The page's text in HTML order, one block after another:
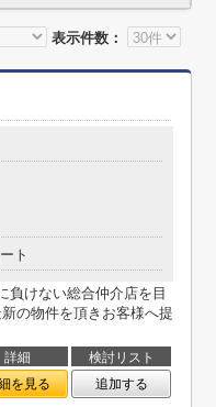
表示件数：
ト
負けない総合仲介店を目
の物件を頂きお客様へ提
詳細
検討リスト
を見る 追加する